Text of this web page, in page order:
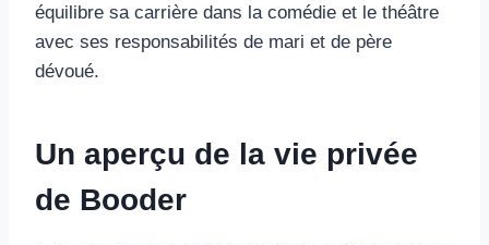
équilibre sa carrière dans la comédie et le théâtre
avec ses responsabilités de mari et de père
dévoué.
Un aperçu de la vie privée
de Booder